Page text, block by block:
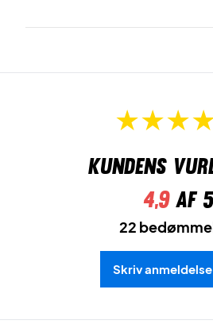
Kundens
4,9af 5
22
Skriv anmeldelse